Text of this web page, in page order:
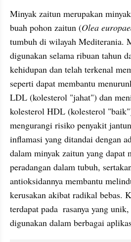
Minyak zaitun merupakan
buah pohon zaitun (Olea
tumbuh di wilayah Mediterania.
digunakan selama ribuan tahun
kehidupan dan telah terkenal
seperti dapat membantu
LDL (kolesterol "jahat") dan
kolesterol HDL (kolesterol
mengurangi risiko penyakit
inflamasi yang ditandai dengan
dalam minyak zaitun yang dapat
peradangan dalam tubuh,
antioksidannya membantu
kerusakan akibat radikal bebas.
terdapat pada  rasanya yang
digunakan dalam berbagai